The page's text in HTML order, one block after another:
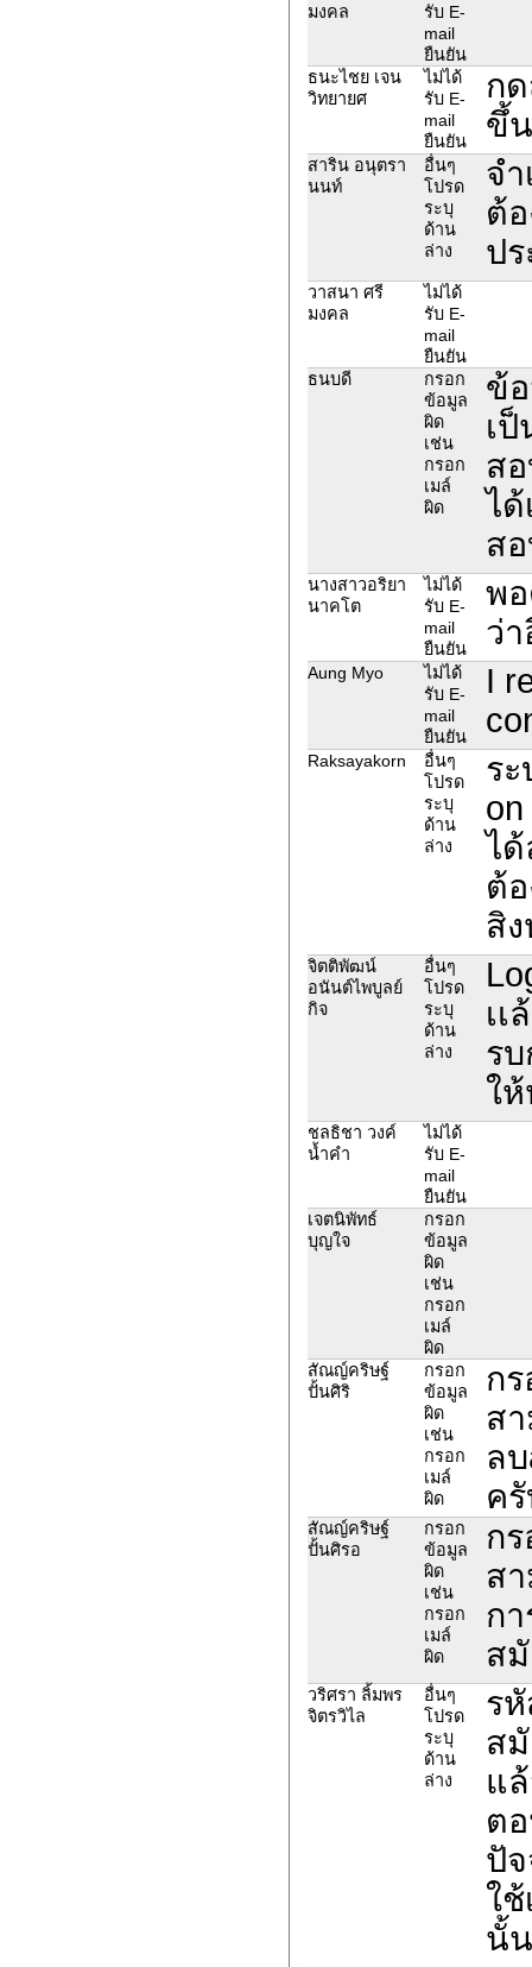
มงคล
รับ E-
mail
ยืนยัน
ธนะไชย เจน
วิทยายศ
ไม่ได้
รับ E-
mail
ยืนยัน
ก
ขึ้น
สาริน อนุตรา
นนท์
อื่นๆ
โปรด
ระบุ
ด้าน
ล่าง
จ
ต้
ป
วาสนา ศรี
มงคล
ไม่ได้
รับ E-
mail
ยืนยัน
ธนบดี
กรอก
ข้อมูล
ผิด
เช่น
กรอก
เมล์
ผิด
ข้
เ
ส
ไ
ส
นางสาวอริยา
นาคโต
ไม่ได้
รับ E-
mail
ยืนยัน
พ
ว่
Aung Myo
ไม่ได้
รับ E-
mail
ยืนยัน
I
Raksayakorn
อื่นๆ
โปรด
ระบุ
ด้าน
ล่าง
ร
ไ
ต้
สิ
จิตติพัฒน์
อนันต์ไพบูลย์
กิจ
อื่นๆ
โปรด
ระบุ
ด้าน
ล่าง
เ
ร
ใ
ชลธิชา วงค์
น้ำคำ
ไม่ได้
รับ E-
mail
ยืนยัน
เจตนิพัทธ์
บุญใจ
กรอก
ข้อมูล
ผิด
เช่น
กรอก
เมล์
ผิด
สัณญ์คริษฐ์
ปั้นศิริ
กรอก
ข้อมูล
ผิด
เช่น
กรอก
เมล์
ผิด
ก
ส
ล
ค
สัณญ์คริษฐ์
ปั้นศิรอ
กรอก
ข้อมูล
ผิด
เช่น
กรอก
เมล์
ผิด
ก
ส
ก
ส
วริศรา ลิ้มพร
จิตรวิไล
อื่นๆ
โปรด
ระบุ
ด้าน
ล่าง
ร
ส
แ
ต
ปั
ใ
นั้